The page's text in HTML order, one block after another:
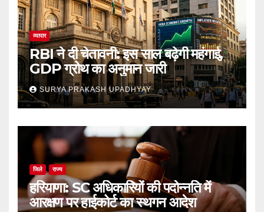
व्यापार
RBI ने दी चेतावनी: इस साल बढ़ेगी महंगाई,
GDP ग्रोथ का अनुमान जारी
SURYA PRAKASH UPADHYAY
जिले राज्य
हरियाणा: SC अधिकारियों की पदोन्नति में
आरक्षण पर हाईकोर्ट का स्थगन आदेश